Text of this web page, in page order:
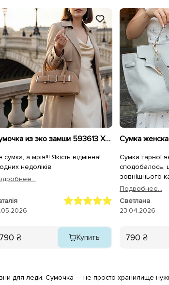
Сумочка из эко замши 593613 Хаки
сумка, а мрія!!! Якість відмінна!
недоліків.
790 ₴ Купить
Сумка гарної
сподобалось,
зовнішнього
відділень та
треба швидко
потрібно
Подробнее...
Светлана
23.04.2026
790 ₴
для леди. Сумочка — не просто хранилище